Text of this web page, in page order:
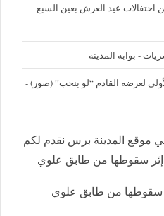
احتفالات عيد العرش بعين السبع
- بوابة المدينة
لعرضه القادم “لو بنحب” (صور) -
موقع المدينة برس نقدم لكم
إثر سقوطها من طابق علوي